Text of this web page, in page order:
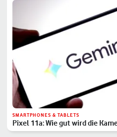
SMARTPHONES & TABLETS
Pixel 11a: Wie gut wird die
Hits?